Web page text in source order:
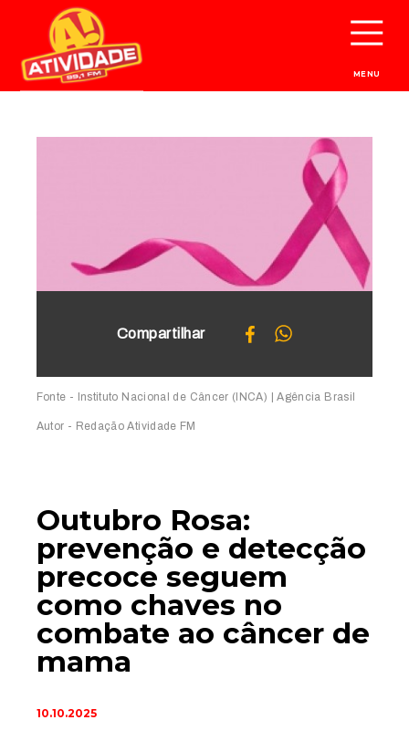
MENU
Outubro Rosa:
prevenção e detecção
precoce seguem
como chaves no
combate ao câncer de
mama
10.10.2025
Compartilhar
Fonte - Instituto Nacional de Câncer (INCA) | Agência Brasil
Autor - Redação Atividade FM